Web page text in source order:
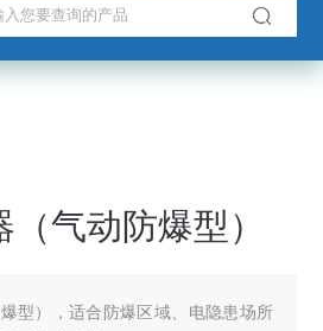
气动防爆型）
型），适合防爆区域、电隐患场所